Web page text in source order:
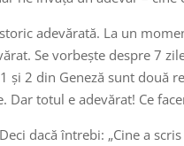
adevărată. La un
Se vorbește despre 7
2 din Geneză sunt două
totul e adevărat! Ce
dacă întrebi: „Cine a scris